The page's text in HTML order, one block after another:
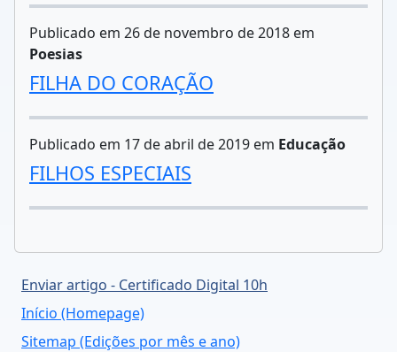
Publicado em 26 de novembro de 2018 em
Poesias
FILHA DO CORAÇÃO
Publicado em 17 de abril de 2019 em Educação
FILHOS ESPECIAIS
Enviar artigo - Certificado Digital 10h
Início (Homepage)
Sitemap (Edições por mês e ano)